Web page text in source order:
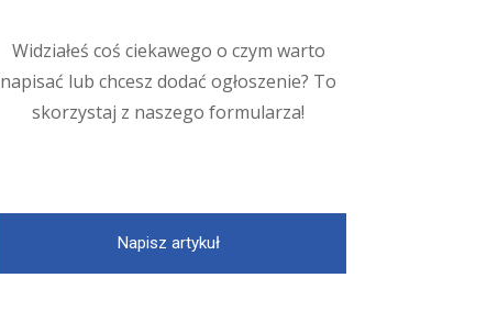
Widziałeś coś ciekawego o czym warto
napisać lub chcesz dodać ogłoszenie? To
skorzystaj z naszego formularza!
Napisz artykuł